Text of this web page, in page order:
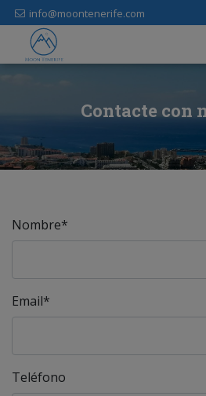
info@moontenerife.com
Contacte con
Nombre*
Email*
Teléfono